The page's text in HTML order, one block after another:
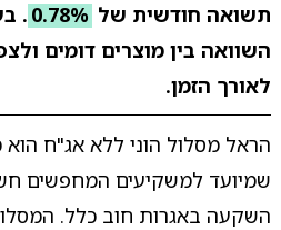
תשואה חודשית של 0.78%
.
השוואה בין מוצרים דומים
לאורך הזמן.
הראל מסלול הוני ללא אג"ח הוא
שמיועד למשקיעים המחפשים
השקעה באגרות חוב כלל.